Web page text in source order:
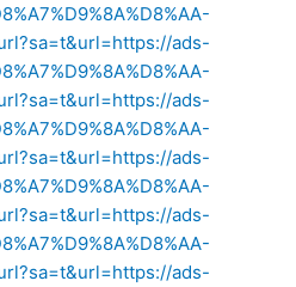
ads-
ads-
ads-
ads-
ads-